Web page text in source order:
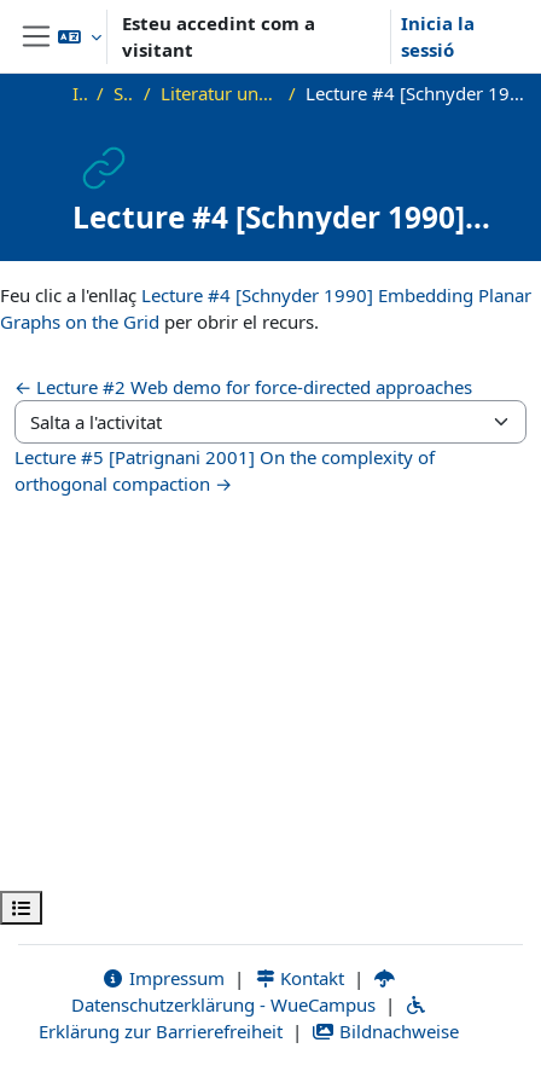
Ves al contingut principal
Panell lateral
Esteu accedint com a
visitant
Inicia la
sessió
Obre l'índex del curs
Inici SS21_VG Literatur und zusätzliche Materialien Lecture #4 [Schnyder 1990] Embedding Planar Graphs on the Grid
Lecture #4 [Schnyder 1990]
Embedding Planar Graphs on
the Grid
Feu clic a l'enllaç Lecture #4 [Schnyder 1990] Embedding Planar
Graphs on the Grid per obrir el recurs.
← Lecture #2 Web demo for force-directed approaches
Salta a l'activitat
Lecture #5 [Patrignani 2001] On the complexity of
orthogonal compaction →
Impressum | Kontakt |
Datenschutzerklärung - WueCampus |
Erklärung zur Barrierefreiheit | Bildnachweise